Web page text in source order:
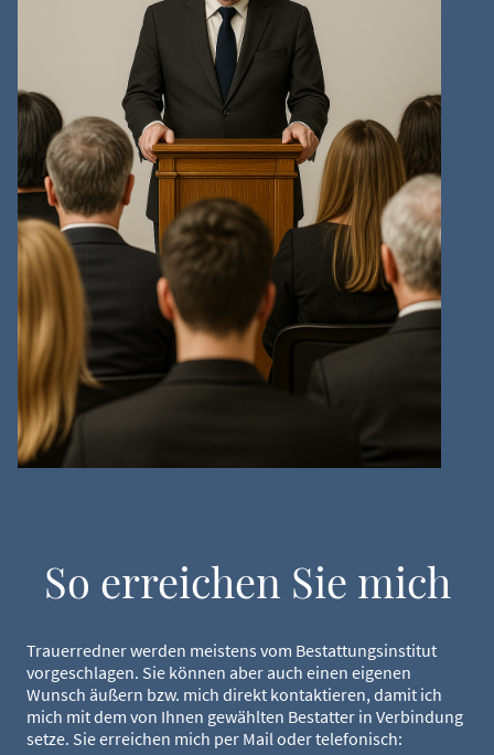
So erreichen Sie mich
Trauerredner werden meistens vom Bestattungsinstitut
vorgeschlagen. Sie können aber auch einen eigenen
Wunsch äußern bzw. mich direkt kontaktieren, damit ich
mich mit dem von Ihnen gewählten Bestatter in Verbindung
setze. Sie erreichen mich per Mail oder telefonisch: